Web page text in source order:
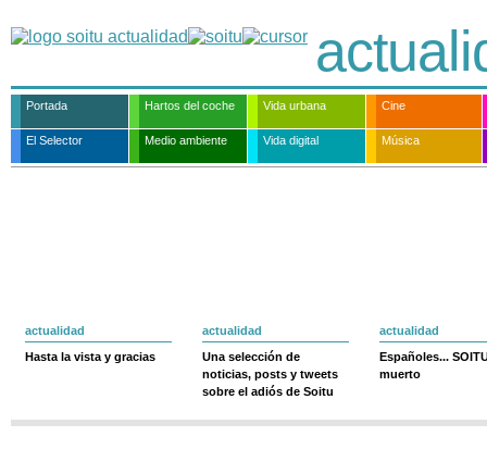
Portada Hartos del coche Vida urbana Cine
El Selector Medio ambiente Vida digital Música
actualidad
Hasta la vista y gracias
actualidad
Una selección de
noticias, posts y tweets
sobre el adiós de Soitu
actualidad
Españoles...
muerto